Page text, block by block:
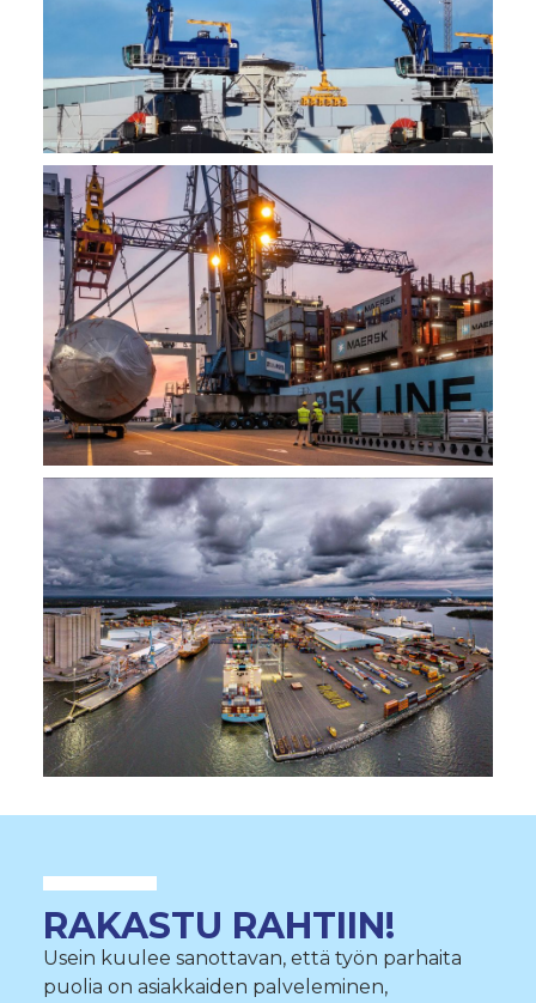
RAKASTU RAHTIIN!
Usein kuulee sanottavan, että työn parhaita
puolia on asiakkaiden palveleminen,